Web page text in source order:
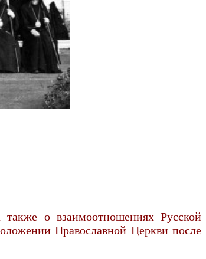
о взаимоотношениях Русской
Православной Церкви после